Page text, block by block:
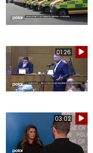
01:26
03:02